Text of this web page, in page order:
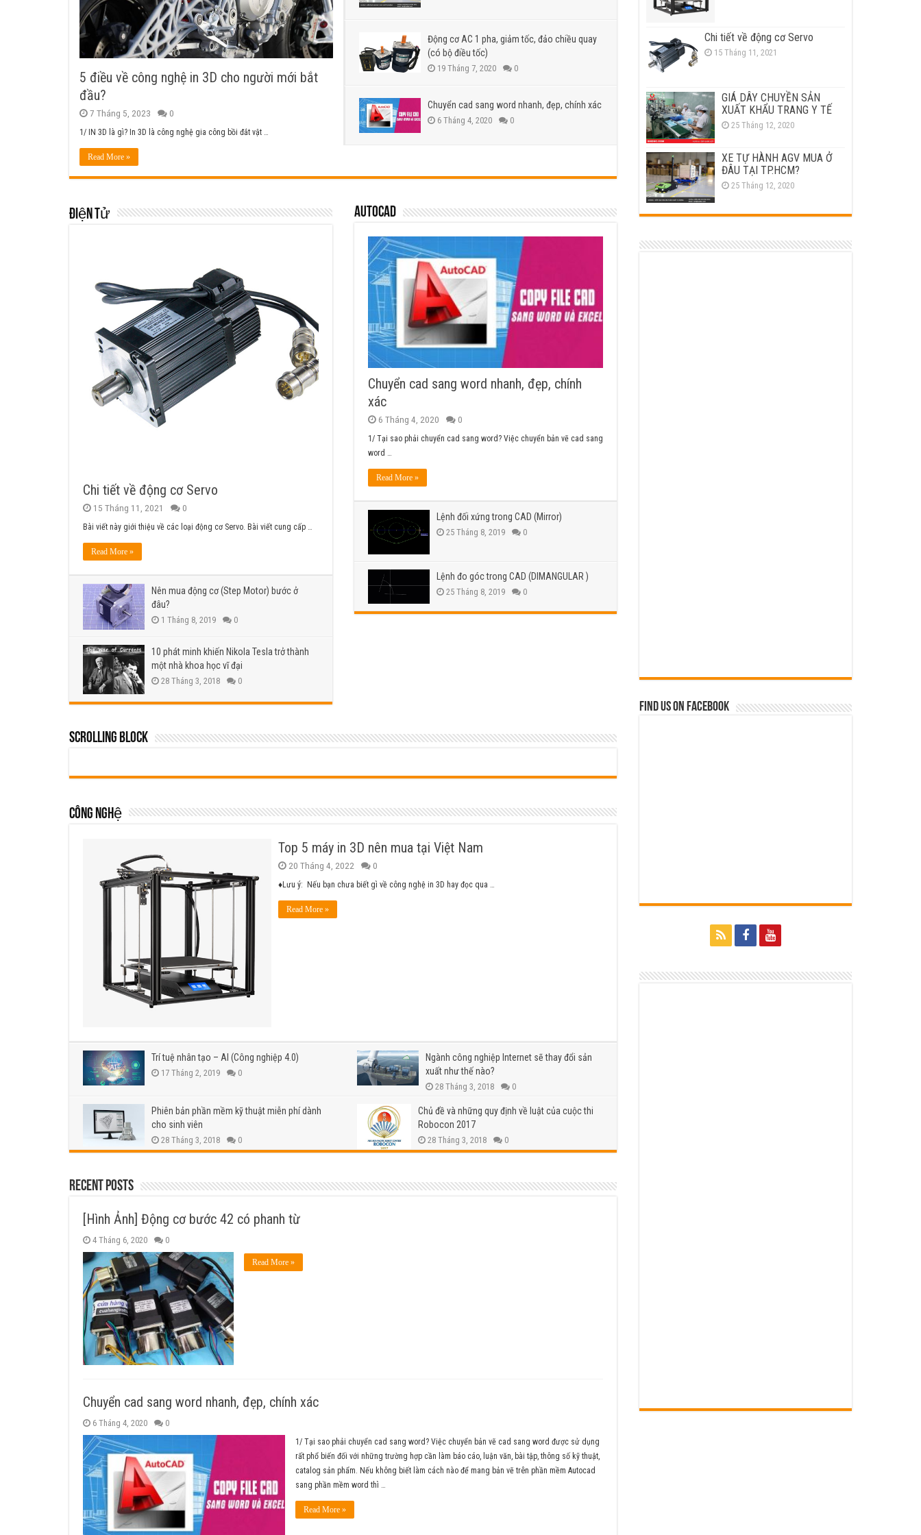
5 điều về công nghệ in 3D cho người mới bắt
đầu?
7 Tháng 5, 2023 0
1/ IN 3D là gì? In 3D là công nghệ gia công bồi đắt vật …
Read More »
Động cơ AC 1 pha, giảm tốc, đảo chiều quay
(có bộ điều tốc)
19 Tháng 7, 2020 0
Chuyển cad sang word nhanh, đẹp, chính xác
6 Tháng 4, 2020 0
Điện tử
Chi tiết về động cơ Servo
15 Tháng 11, 2021 0
Bài viết này giới thiệu về các loại động cơ Servo. Bài viết cung cấp …
Read More »
Nên mua động cơ (Step Motor) bước ở
đâu?
1 Tháng 8, 2019 0
10 phát minh khiến Nikola Tesla trở thành
một nhà khoa học vĩ đại
28 Tháng 3, 2018 0
Autocad
Chuyển cad sang word nhanh, đẹp, chính
xác
6 Tháng 4, 2020 0
1/ Tại sao phải chuyển cad sang word? Việc chuyển bản vẽ cad sang
word …
Read More »
Lệnh đối xứng trong CAD (Mirror)
25 Tháng 8, 2019 0
Lệnh đo góc trong CAD (DIMANGULAR )
25 Tháng 8, 2019 0
Scrolling Block
Công nghệ
Top 5 máy in 3D nên mua tại Việt Nam
20 Tháng 4, 2022 0
♦Lưu ý: Nếu bạn chưa biết gì về công nghệ in 3D hay đọc qua …
Read More »
Trí tuệ nhân tạo – AI (Công nghiệp 4.0)
17 Tháng 2, 2019 0
Ngành công nghiệp Internet sẽ thay đổi sản
xuất như thế nào?
28 Tháng 3, 2018 0
Phiên bản phần mềm kỹ thuật miễn phí dành
cho sinh viên
28 Tháng 3, 2018 0
Chủ đề và những quy định về luật của cuộc thi
Robocon 2017
28 Tháng 3, 2018 0
Recent Posts
[Hình Ảnh] Động cơ bước 42 có phanh từ
4 Tháng 6, 2020 0
Read More »
Chuyển cad sang word nhanh, đẹp, chính xác
6 Tháng 4, 2020 0
1/ Tại sao phải chuyển cad sang word? Việc chuyển bản vẽ cad sang word được sử dụng
rất phổ biến đối với những trường hợp cần làm báo cáo, luận văn, bài tập, thông số kỹ thuật,
catalog sản phẩm. Nếu không biết làm cách nào để mang bản vẽ trên phần mềm Autocad
sang phần mềm word thì …
Read More »
Chi tiết về động cơ Servo
15 Tháng 11, 2021
GIÁ DÂY CHUYỀN SẢN
XUẤT KHẨU TRANG Y TẾ
25 Tháng 12, 2020
XE TỰ HÀNH AGV MUA Ở
ĐÂU TẠI TP.HCM?
25 Tháng 12, 2020
Find us on Facebook